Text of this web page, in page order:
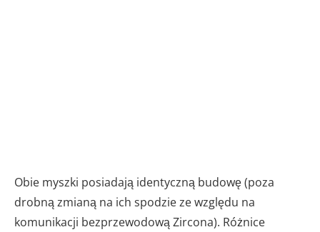
Obie myszki posiadają identyczną budowę (poza
drobną zmianą na ich spodzie ze względu na
komunikacji bezprzewodową Zircona). Różnice